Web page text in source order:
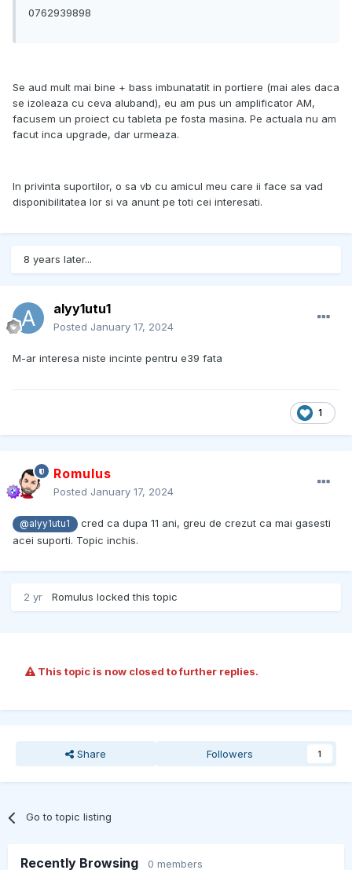
0762939898
Se aud mult mai bine + bass imbunatatit in portiere (mai ales daca
se izoleaza cu ceva aluband), eu am pus un amplificator AM,
facusem un proiect cu tableta pe fosta masina. Pe actuala nu am
facut inca upgrade, dar urmeaza.
In privinta suportilor, o sa vb cu amicul meu care ii face sa vad
disponibilitatea lor si va anunt pe toti cei interesati.
8 years later...
alyy1utu1
Posted January 17, 2024
M-ar interesa niste incinte pentru e39 fata
1
Romulus
Posted January 17, 2024
@alyy1utu1
cred ca dupa 11 ani, greu de crezut ca mai gasesti
acei suporti. Topic inchis.
2 yr Romulus locked this topic
This topic is now closed to further replies.
Share Followers 1
Go to topic listing
Recently Browsing 0 members